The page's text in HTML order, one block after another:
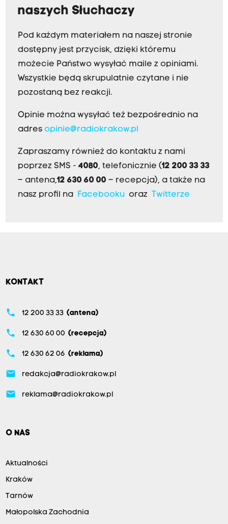
naszych Słuchaczy
Pod każdym materiałem na naszej stronie
dostępny jest przycisk, dzięki któremu
możecie Państwo wysyłać maile z opiniami.
Wszystkie będą skrupulatnie czytane i nie
pozostaną bez reakcji.
Opinie można wysyłać też bezpośrednio na
adres opinie@radiokrakow.pl
Zapraszamy również do kontaktu z nami
poprzez SMS - 4080, telefonicznie (12 200 33 33
– antena,12 630 60 00 – recepcja), a także na
nasz profil na Facebookuoraz Twitterze
KONTAKT
phone 12 200 33 33 (antena)
phone 12 630 60 00 (recepcja)
phone 12 630 62 06 (reklama)
email redakcja@radiokrakow.pl
email reklama@radiokrakow.pl
O NAS
Aktualności
Kraków
Tarnów
Małopolska Zachodnia